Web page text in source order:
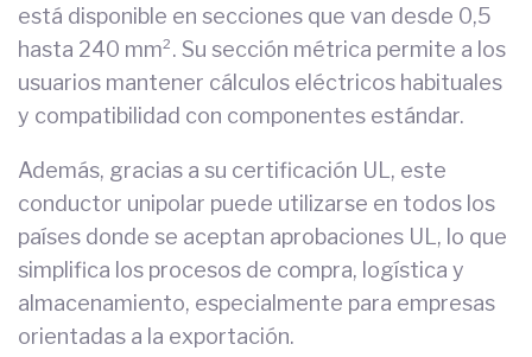
está disponible en secciones que van desde 0,5
hasta 240 mm². Su sección métrica permite a los
usuarios mantener cálculos eléctricos habituales
y compatibilidad con componentes estándar.
Además, gracias a su certificación UL, este
conductor unipolar puede utilizarse en todos los
países donde se aceptan aprobaciones UL, lo que
simplifica los procesos de compra, logística y
almacenamiento, especialmente para empresas
orientadas a la exportación.